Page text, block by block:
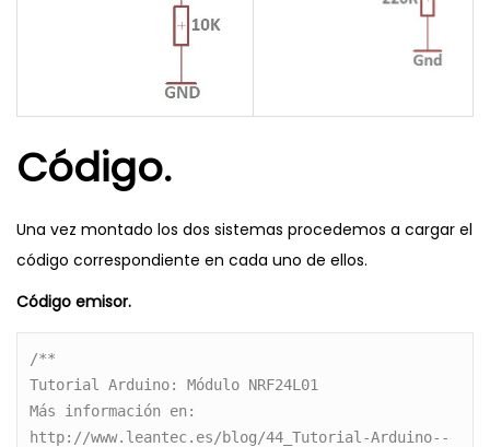
Código.
Una vez montado los dos sistemas procedemos a cargar el
código correspondiente en cada uno de ellos.
Código emisor.
/**
Tutorial Arduino: Módulo NRF24L01
Más información en:
http://www.leantec.es/blog/44_Tutorial-Arduino--